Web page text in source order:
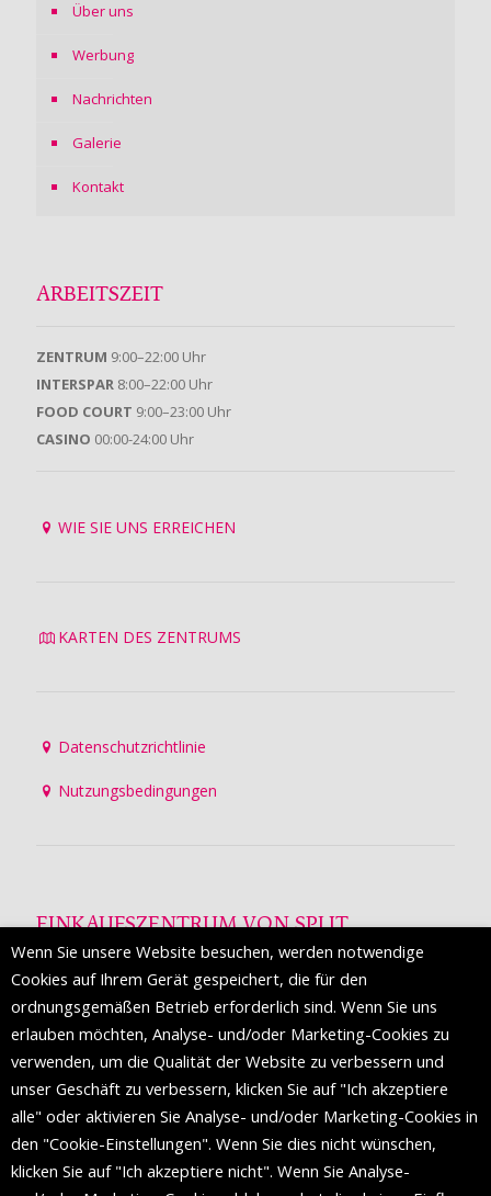
Über uns
Werbung
Nachrichten
Galerie
Kontakt
ARBEITSZEIT
ZENTRUM 9:00–22:00 Uhr
INTERSPAR 8:00–22:00 Uhr
FOOD COURT 9:00–23:00 Uhr
CASINO 00:00-24:00 Uhr
WIE SIE UNS ERREICHEN
KARTEN DES ZENTRUMS
Datenschutzrichtlinie
Nutzungsbedingungen
EINKAUFSZENTRUM VON SPLIT
Die Mall of Split
ist ein prestigeträchtiges Einkaufsziel mit
etwa 200 Einzelhandelsmarken und einer Reihe von
Weltmodemarken, die zum ersten Mal in Split erscheinen.
FOLGEN SIE UNS
Wenn Sie unsere Website besuchen, werden notwendige
Cookies auf Ihrem Gerät gespeichert, die für den
ordnungsgemäßen Betrieb erforderlich sind. Wenn Sie uns
erlauben möchten, Analyse- und/oder Marketing-Cookies zu
verwenden, um die Qualität der Website zu verbessern und
unser Geschäft zu verbessern, klicken Sie auf "Ich akzeptiere
alle" oder aktivieren Sie Analyse- und/oder Marketing-Cookies in
den "Cookie-Einstellungen". Wenn Sie dies nicht wünschen,
klicken Sie auf "Ich akzeptiere nicht". Wenn Sie Analyse-